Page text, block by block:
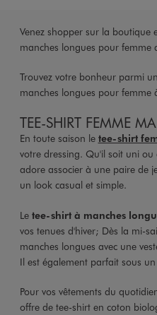
Venez shopper sur la boutique
manches longues pour femme
Trouvez votre bonheur parmi
manches longues pour femme
TEE-SHIRT FEMME
En toute saison le tee-shirt
votre dressing. Qu'il soit uni
adore associer à une paire de
un look casual et simple.
Letee-shirt à manches
vos tenues d'hiver; Dès la mi-
manches longues avec une
Il est également parfait sous
Pour vos vêtements du
offre de tee-shirt en coton